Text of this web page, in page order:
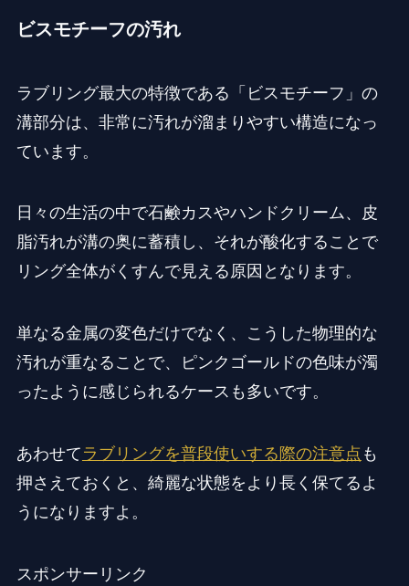
ビスモチーフの汚れ
ラブリング最大の特徴である「ビスモチーフ」の
溝部分は、非常に汚れが溜まりやすい構造になっ
ています。
日々の生活の中で石鹸カスやハンドクリーム、皮
脂汚れが溝の奥に蓄積し、それが酸化することで
リング全体がくすんで見える原因となります。
単なる金属の変色だけでなく、こうした物理的な
汚れが重なることで、ピンクゴールドの色味が濁
ったように感じられるケースも多いです。
あわせて ラブリングを普段使いする際の注意点 も
押さえておくと、綺麗な状態をより長く保てるよ
うになりますよ。
スポンサーリンク